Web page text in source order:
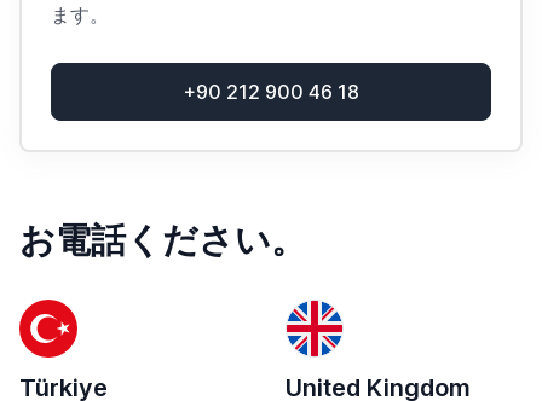
ます。
+90 212 900 46 18
お電話ください。
Türkiye United Kingdom